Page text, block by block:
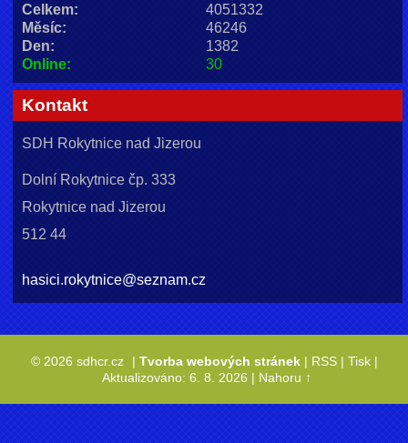
Online: 30
Celkem:
4051332
Měsíc:
46246
Den:
1382
Kontakt
SDH Rokytnice nad Jizerou
Dolní Rokytnice čp. 333
Rokytnice nad Jizerou
512 44
hasici.rokytnice@seznam.cz
© 2026 sdhcr.cz | Tvorba webových stránek| RSS| Tisk|
Aktualizováno: 6. 8. 2026 | Nahoru ↑